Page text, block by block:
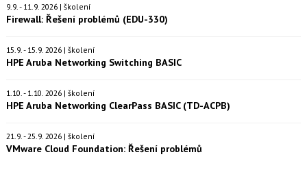
9.9. - 11.9. 2026 | školení
Firewall: Řešení problémů (EDU-330)
15.9. - 15.9. 2026 | školení
HPE Aruba Networking Switching BASIC
1.10. - 1.10. 2026 | školení
HPE Aruba Networking ClearPass BASIC (TD-ACPB)
21.9. - 25.9. 2026 | školení
VMware Cloud Foundation: Řešení problémů